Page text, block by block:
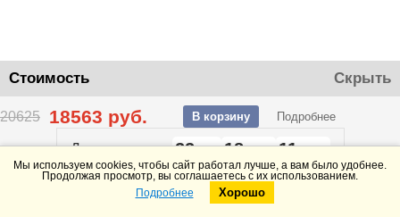
Стоимость Скрыть
20625 18563 руб. В корзину Подробнее
До конца акции22 18 11
Telegram
Мы используем cookies, чтобы сайт работал лучше, а вам было удобнее.
Продолжая просмотр, вы соглашаетесь с их использованием.
Подробнее
Хорошо